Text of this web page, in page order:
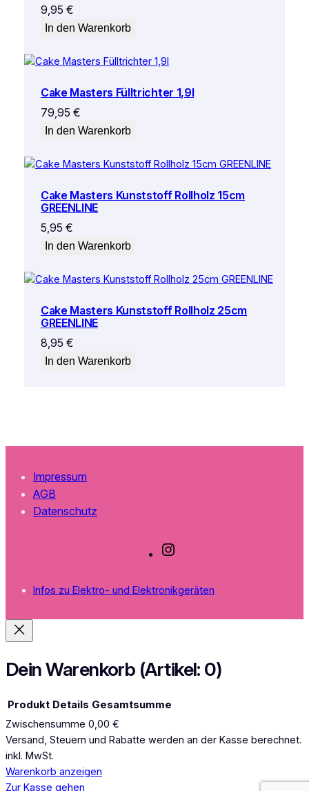
9,95 €
In den Warenkorb
Cake Masters Fülltrichter 1,9l
79,95 €
In den Warenkorb
Cake Masters Kunststoff Rollholz 15cm
GREENLINE
5,95 €
In den Warenkorb
Cake Masters Kunststoff Rollholz 25cm
GREENLINE
8,95 €
In den Warenkorb
Impressum
AGB
Datenschutz
t
m
Infos zu Elektro- und Elektronikgeräten
Dein Warenkorb (Artikel: 0)
Produkte
im
Warenkorb
Produkt Details Gesamtsumme
Zwischensumme 0,00 €
Versand, Steuern und Rabatte werden an der Kasse berechnet.
inkl. MwSt.
Warenkorb anzeigen
Zur Kasse gehen